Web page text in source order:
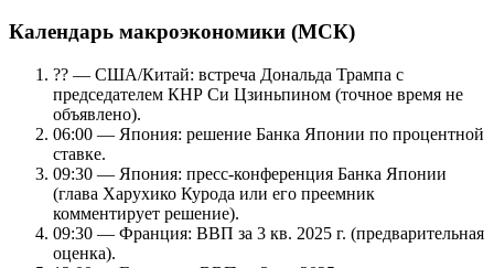
Календарь макроэкономики (МСК)
?? — США/Китай: встреча Дональда Трампа с
председателем КНР Си Цзиньпином (точное время не
объявлено).
06:00 — Япония: решение Банка Японии по процентной
ставке.
09:30 — Япония: пресс-конференция Банка Японии
(глава Харухико Курода или его преемник
комментирует решение).
09:30 — Франция: ВВП за 3 кв. 2025 г. (предварительная
оценка).